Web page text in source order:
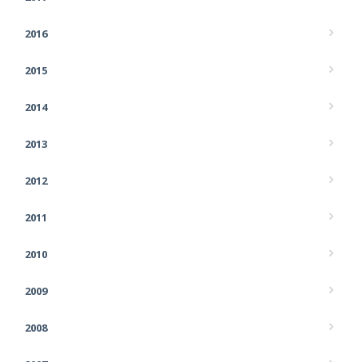
2016
2015
2014
2013
2012
2011
2010
2009
2008